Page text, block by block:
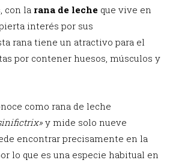
con la rana de leche que vive en
interés por sus
rana tiene un atractivo para el
por contener huesos, músculos y
como rana de leche
y mide solo nueve
encontrar precisamente en la
lo que es una especie habitual en